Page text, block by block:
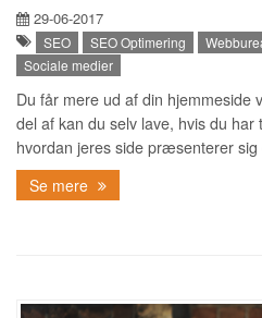
29-06-2017
SEO SEO Optimering
Sociale medier
Du får mere ud af din
del af kan du selv lave, hvis du
hvordan jeres side præsenterer sig
Se mere